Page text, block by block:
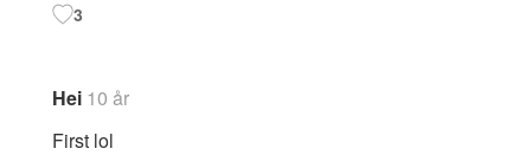
3
Hei 10 år
First lol